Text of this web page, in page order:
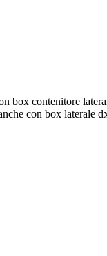
box contenitore
con box laterale